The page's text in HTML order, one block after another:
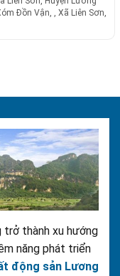
Đồn Vận, , Xã Liên Sơn,
trở thành xu hướng
năng phát triển
động sản Lương